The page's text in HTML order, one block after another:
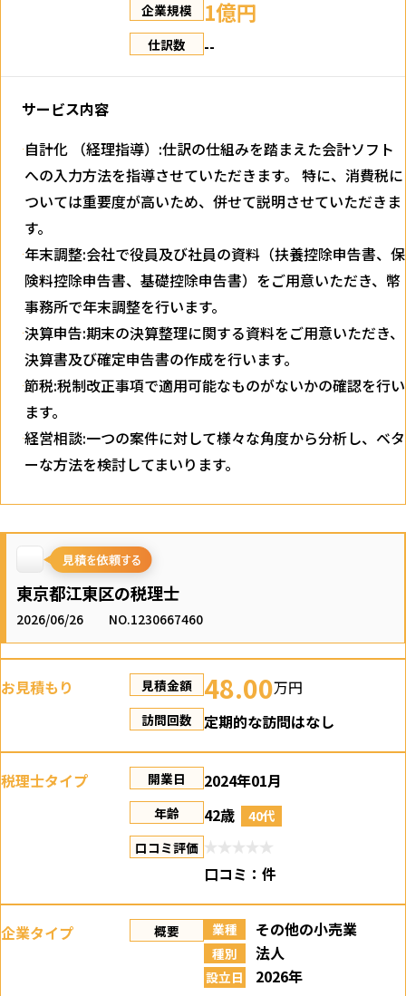
企業規模 1億円
仕訳数 --
サービス内容
自計化 （経理指導）:仕訳の仕組みを踏まえた会計ソフト
への入力方法を指導させていただきます。 特に、消費税に
ついては重要度が高いため、併せて説明させていただきま
す。
年末調整:会社で役員及び社員の資料（扶養控除申告書、保
険料控除申告書、基礎控除申告書）をご用意いただき、幣
事務所で年末調整を行います。
決算申告:期末の決算整理に関する資料をご用意いただき、
決算書及び確定申告書の作成を行います。
節税:税制改正事項で適用可能なものがないかの確認を行い
ます。
経営相談:一つの案件に対して様々な角度から分析し、ベタ
ーな方法を検討してまいります。
東京都江東区の税理士
2026/06/26 NO.1230667460
お見積もり 見積金額 48.00万円
訪問回数 定期的な訪問はなし
税理士タイプ 開業日 2024年01月
年齢 42歳
40代
口コミ評価
口コミ：件
企業タイプ 概要 業種 その他の小売業
種別 法人
設立日 2026年